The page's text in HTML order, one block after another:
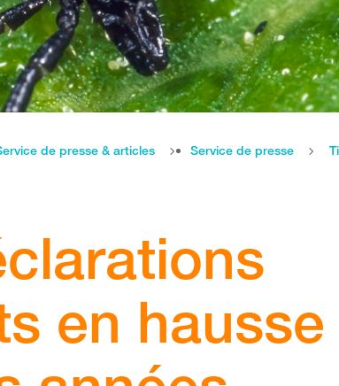
de presse & articles Service de presse
en hausse